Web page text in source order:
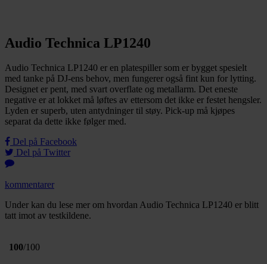
Audio Technica LP1240
Audio Technica LP1240 er en platespiller som er bygget spesielt
med tanke på DJ-ens behov, men fungerer også fint kun for lytting.
Designet er pent, med svart overflate og metallarm. Det eneste
negative er at lokket må løftes av ettersom det ikke er festet hengsler.
Lyden er superb, uten antydninger til støy. Pick-up må kjøpes
separat da dette ikke følger med.
Del på Facebook
Del på Twitter
kommentarer
Under kan du lese mer om hvordan Audio Technica LP1240 er blitt
tatt imot av testkildene.
100/100